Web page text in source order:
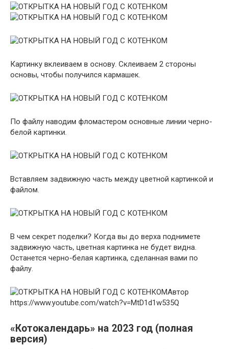
Картинку вклеиваем в основу. Склеиваем 2 стороны
основы, чтобы получился кармашек.
По файлу наводим фломастером основные линии черно-
белой картинки.
Вставляем задвижную часть между цветной картинкой и
файлом.
В чем секрет поделки? Когда вы до верха поднимете
задвижную часть, цветная картинка не будет видна.
Останется черно-белая картинка, сделанная вами по
файлу.
Автор
https://www.youtube.com/watch?v=MtD1d1w535Q
«Котокалендарь» на 2023 год (полная
версия)